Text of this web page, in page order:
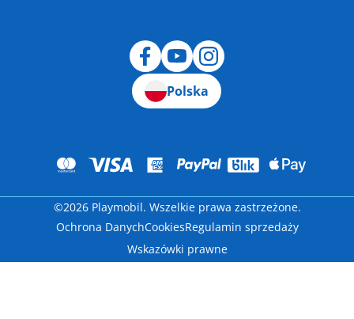
Polska
©2026 Playmobil. Wszelkie prawa zastrzeżone.
Ochrona DanychCookiesRegulamin sprzedaży
Wskazówki prawne